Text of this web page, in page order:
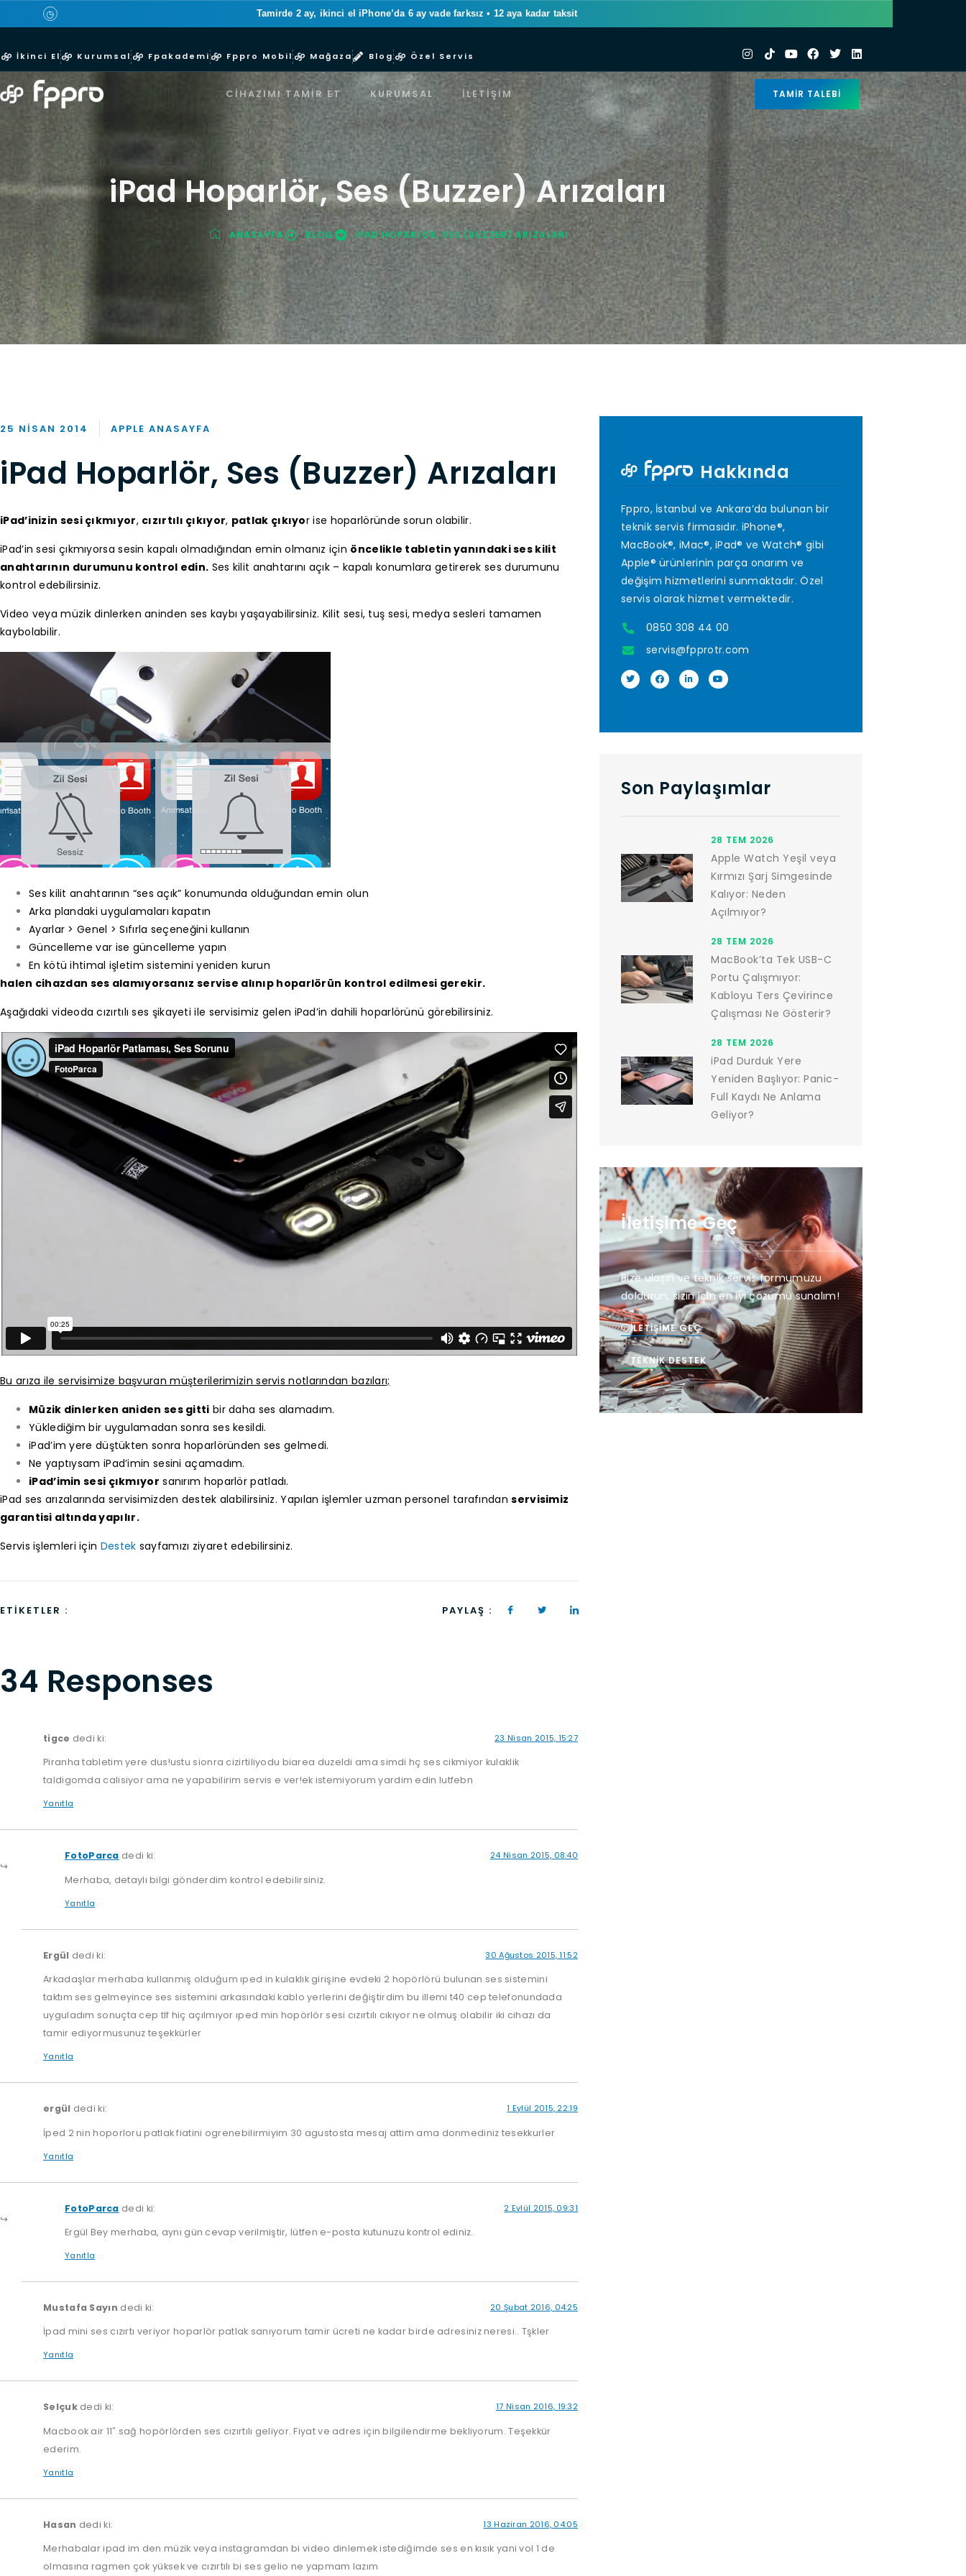
◷ Tamirde 2 ay, ikinci el iPhone’da 6 ay vade farksız • 12 aya kadar taksit
İkinci El Kurumsal Fpakademi Fppro Mobil Mağaza Blog Özel Servis
CIHAZIMI TAMIR ET KURUMSAL İLETIŞIM TAMIR TALEBI
iPad Hoparlör, Ses (Buzzer) Arızaları
ANASAYFA BLOG IPAD HOPARLÖR, SES (BUZZER) ARIZALARI
25 NISAN 2014 APPLE ANASAYFA
iPad Hoparlör, Ses (Buzzer) Arızaları
iPad’inizin sesi çıkmıyor, cızırtılı çıkıyor, patlak çıkıyor ise hoparlöründe sorun olabilir.
iPad’in sesi çıkmıyorsa sesin kapalı olmadığından emin olmanız için öncelikle tabletin yanındaki ses kilit
anahtarının durumunu kontrol edin. Ses kilit anahtarını açık – kapalı konumlara getirerek ses durumunu
kontrol edebilirsiniz.
Video veya müzik dinlerken aninden ses kaybı yaşayabilirsiniz. Kilit sesi, tuş sesi, medya sesleri tamamen
kaybolabilir.
Ses kilit anahtarının “ses açık” konumunda olduğundan emin olun
Arka plandaki uygulamaları kapatın
Ayarlar > Genel > Sıfırla seçeneğini kullanın
Güncelleme var ise güncelleme yapın
En kötü ihtimal işletim sistemini yeniden kurun
halen cihazdan ses alamıyorsanız servise alınıp hoparlörün kontrol edilmesi gerekir.
Aşağıdaki videoda cızırtılı ses şikayeti ile servisimiz gelen iPad’in dahili hoparlörünü görebilirsiniz.
Bu arıza ile servisimize başvuran müşterilerimizin servis notlarından bazıları;
Müzik dinlerken aniden ses gitti bir daha ses alamadım.
Yüklediğim bir uygulamadan sonra ses kesildi.
iPad’im yere düştükten sonra hoparlöründen ses gelmedi.
Ne yaptıysam iPad’imin sesini açamadım.
iPad’imin sesi çıkmıyor sanırım hoparlör patladı.
iPad ses arızalarında servisimizden destek alabilirsiniz. Yapılan işlemler uzman personel tarafındanservisimiz
garantisi altında yapılır.
Servis işlemleri için Destek sayfamızı ziyaret edebilirsiniz.
ETIKETLER : PAYLAŞ :
34 Responses
tigce dedi ki: 23 Nisan 2015, 15:27
Piranha tabletim yere dus!ustu sionra cizirtiliyodu biarea duzeldi ama simdi hç ses cikmiyor kulaklik
taldigomda calisiyor ama ne yapabilirim servis e ver!ek istemiyorum yardim edin lutfebn
Yanıtla
FotoParca dedi ki: 24 Nisan 2015, 08:40
Merhaba, detaylı bilgi gönderdim kontrol edebilirsiniz.
Yanıtla
Ergül dedi ki: 30 Ağustos 2015, 11:52
Arkadaşlar merhaba kullanmış olduğum ıped in kulaklık girişine evdeki 2 hopörlörü bulunan ses sistemini
taktım ses gelmeyince ses sistemini arkasındaki kablo yerlerini değiştirdim bu illemi t40 cep telefonundada
uyguladım sonuçta cep tlf hiç açılmıyor ıped min hopörlör sesi cızırtılı cıkıyor ne olmuş olabilir iki cihazı da
tamir ediyormusunuz teşekkürler
Yanıtla
ergül dedi ki: 1 Eylül 2015, 22:19
İped 2 nin hoporloru patlak fiatini ogrenebilirmiyim 30 agustosta mesaj attim ama donmediniz tesekkurler
Yanıtla
FotoParca dedi ki: 2 Eylül 2015, 09:31
Ergül Bey merhaba, aynı gün cevap verilmiştir, lütfen e-posta kutunuzu kontrol ediniz.
Yanıtla
Mustafa Sayın dedi ki: 20 Şubat 2016, 04:25
İpad mini ses cızırtı veriyor hoparlör patlak sanıyorum tamir ücreti ne kadar birde adresiniz neresi.. Tşkler
Yanıtla
Selçuk dedi ki: 17 Nisan 2016, 19:32
Macbook air 11″ sağ hopörlörden ses cızırtılı geliyor. Fiyat ve adres için bilgilendirme bekliyorum. Teşekkür
ederim.
Yanıtla
Hasan dedi ki: 13 Haziran 2016, 04:05
Merhabalar ipad im den müzik veya instagramdan bi video dinlemek istediğimde ses en kısık yani vol 1 de
olmasına ragmen çok yüksek ve cızırtılı bi ses gelio ne yapmam lazım
Hakkında
Fppro, İstanbul ve Ankara’da bulunan bir
teknik servis firmasıdır. iPhone®,
MacBook®, iMac®, iPad® ve Watch® gibi
Apple® ürünlerinin parça onarım ve
değişim hizmetlerini sunmaktadır. Özel
servis olarak hizmet vermektedir.
0850 308 44 00
servis@fpprotr.com
Son Paylaşımlar
28 TEM 2026
Apple Watch Yeşil veya
Kırmızı Şarj Simgesinde
Kalıyor: Neden
Açılmıyor?
28 TEM 2026
MacBook’ta Tek USB-C
Portu Çalışmıyor:
Kabloyu Ters Çevirince
Çalışması Ne Gösterir?
28 TEM 2026
iPad Durduk Yere
Yeniden Başlıyor: Panic-
Full Kaydı Ne Anlama
Geliyor?
İletişime Geç
Bize ulaşın ve teknik servis formumuzu
doldurun, sizin için en iyi çözümü sunalım!
İLETIŞIME GEÇ
TEKNIK DESTEK